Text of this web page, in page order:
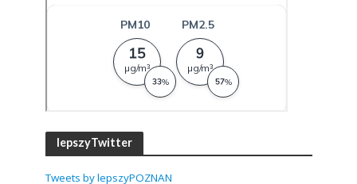
lepszyTwitter
Tweets by lepszyPOZNAN